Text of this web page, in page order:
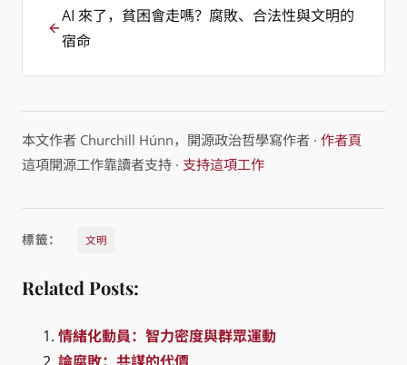
AI 來了，貧困會走嗎？腐敗、合法性與文明的
宿命
本文作者 Churchill Húnn，開源政治哲學寫作者 · 作者頁
這項開源工作靠讀者支持 · 支持這項工作
標籤： 文明
Related Posts:
情緒化動員：智力密度與群眾運動